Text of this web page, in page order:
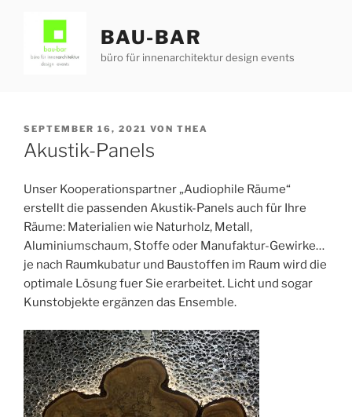
springen
BAU-BAR
büro für innenarchitektur design events
VERÖFFENTLICHT
AM
SEPTEMBER 16, 2021 VON THEA
Akustik-Panels
Unser Kooperationspartner „Audiophile Räume“
erstellt die passenden Akustik-Panels auch für Ihre
Räume: Materialien wie Naturholz, Metall,
Aluminiumschaum, Stoffe oder Manufaktur-Gewirke…
je nach Raumkubatur und Baustoffen im Raum wird die
optimale Lösung fuer Sie erarbeitet. Licht und sogar
Kunstobjekte ergänzen das Ensemble.